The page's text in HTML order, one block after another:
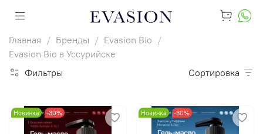
Главная Бренды
Evasion Bio
Evasion Bio в Уссурийске
Фильтры
Сортировка
Новинка -30% Новинка -30%